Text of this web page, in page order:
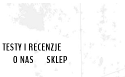
TESTY I RECENZJE
O NAS SKLEP